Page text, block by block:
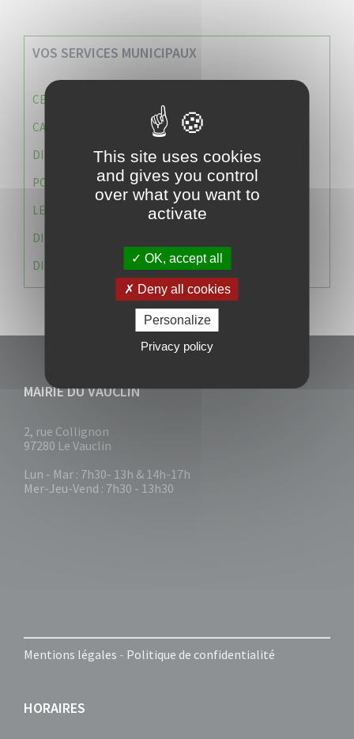
VOS SERVICES MUNICIPAUX
CENTRE COMMUNAL D’ACTION SOCIALE (C.C.A.S)
CAISSE DES ÉCOLES
DIRECTION DES SERVICES TECHNIQUES
POLICE MUNICIPALE
LE CABINET DU MAIRE
DIRECTION DES RESSOURCES ET MOYENS
DIRECTION DU DEVELLOPPEMENT URBAIN DURABL
MAIRIE DU VAUCLIN
2, rue Collignon
97280 Le Vauclin
Lun - Mar : 7h30- 13h & 14h-17h
Mer-Jeu-Vend : 7h30 - 13h30
Mentions légales - Politique de confidentialité
HORAIRES
This site uses cookies
and gives you control
over what you want to
activate
OK, accept all
Deny all cookies
Personalize
Privacy policy